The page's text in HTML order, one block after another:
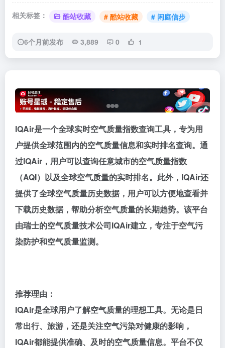
相关标签： 酷站收藏 # 酷站收藏 # 闲庭信步
6个月前发布 3,889 0 1
IQAir是一个全球实时空气质量指数查询工具，专为用
户提供全球范围内的空气质量信息和实时排名查询。通
过IQAir，用户可以查询任意城市的空气质量指数
（AQI）以及全球空气质量的实时排名。此外，IQAir还
提供了全球空气质量历史数据，用户可以方便地查看并
下载历史数据，帮助分析空气质量的长期趋势。该平台
由瑞士的空气质量技术公司IQAir建立，专注于空气污
染防护和空气质量监测。
推荐理由：
IQAir是全球用户了解空气质量的理想工具。无论是日
常出行、旅游，还是关注空气污染对健康的影响，
IQAir都能提供准确、及时的空气质量信息。平台不仅